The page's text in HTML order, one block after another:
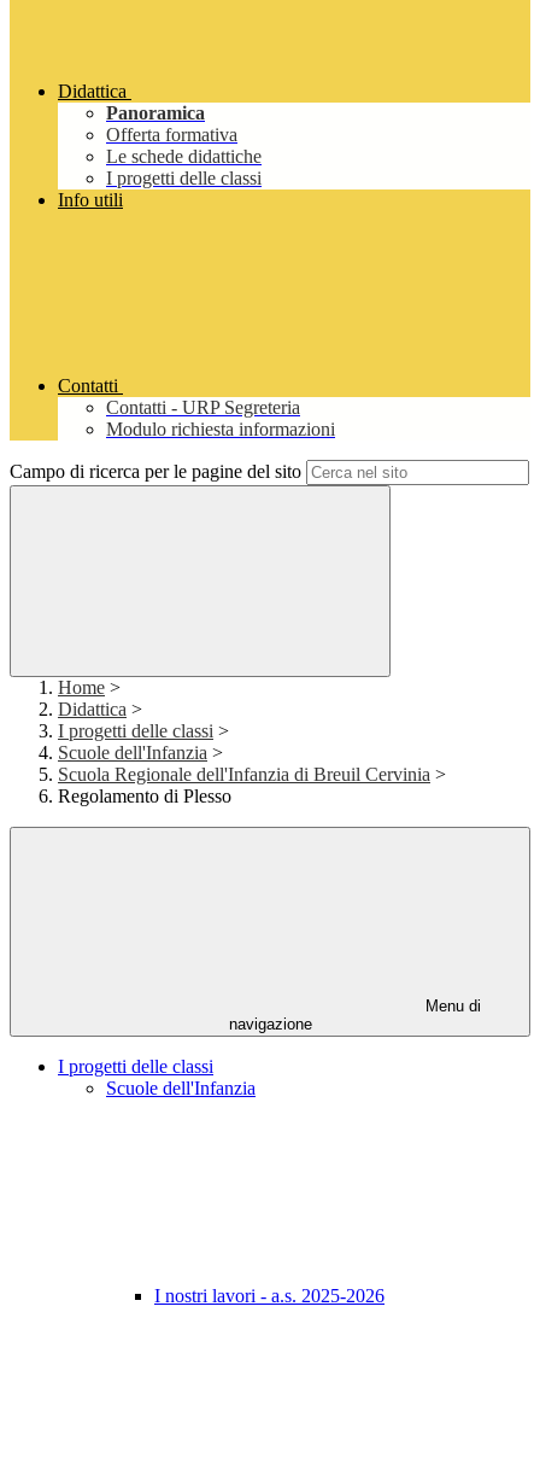
Didattica
Panoramica
Offerta formativa
Le schede didattiche
I progetti delle classi
Info utili
Contatti
Contatti - URP Segreteria
Modulo richiesta informazioni
Campo di ricerca per le pagine del sito
Home >
Didattica >
I progetti delle classi >
Scuole dell'Infanzia >
Scuola Regionale dell'Infanzia di Breuil Cervinia >
Regolamento di Plesso
Menu di
navigazione
I progetti delle classi
Scuole dell'Infanzia
I nostri lavori - a.s. 2025-2026